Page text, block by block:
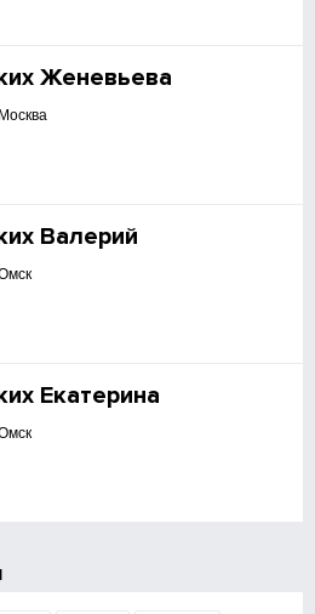
Женевьева
Валерий
Екатерина